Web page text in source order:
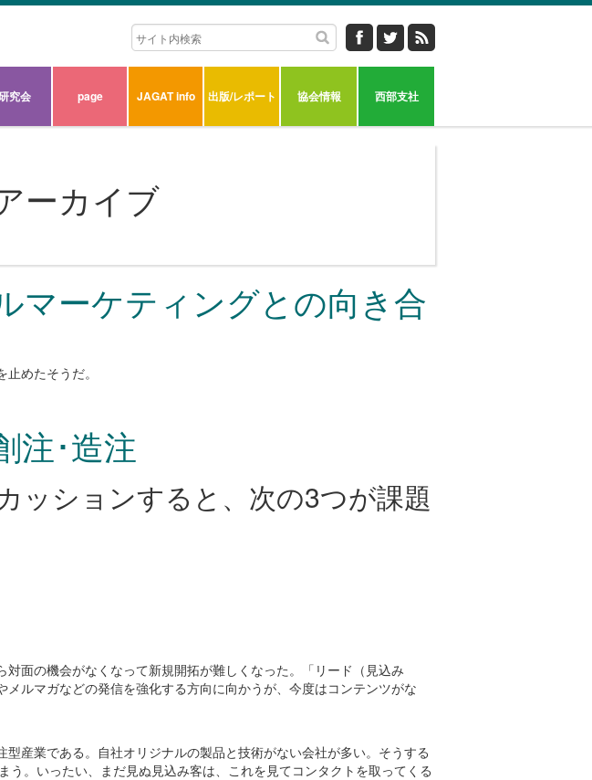
究会 page JAGAT info 出版/レポート 協会情報 西部支社
ーカイブ
マーケティングとの向き合
めたそうだ。
注･造注
ッションすると、次の3つが課題
面の機会がなくなって新規開拓が難しくなった。「リード（見込み
ルマガなどの発信を強化する方向に向かうが、今度はコンテンツがな
産業である。自社オリジナルの製品と技術がない会社が多い。そうする
。いったい、まだ見ぬ見込み客は、これを見てコンタクトを取ってくる